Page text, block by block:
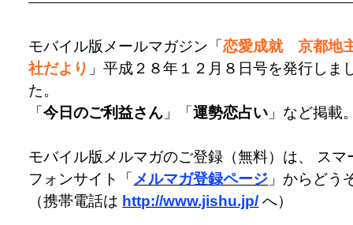
モバイル版メールマガジン「恋愛成就 京都地
社だより 」平成２８年１２月８日号を発行しま
た。
「今日のご利益さん 」「運勢恋占い 」など掲載
モバイル版メルマガのご登録（無料）は、 スマ
フォンサイト「 メルマガ登録ページ 」からどう
（携帯電話は http://www.jishu.jp/ へ）